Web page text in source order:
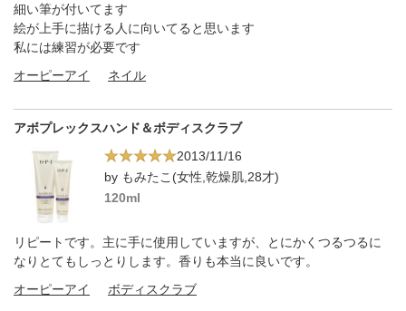
細い筆が付いてます
絵が上手に描ける人に向いてると思います
私には練習が必要です
オーピーアイ
ネイル
アボプレックスハンド＆ボディスクラブ
2013/11/16
by もみたこ(女性,乾燥肌,28才)
120ml
リピートです。主に手に使用していますが、とにかくつるつるに
なりとてもしっとりします。香りも本当に良いです。
オーピーアイ
ボディスクラブ